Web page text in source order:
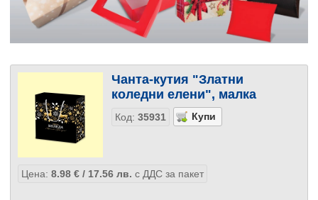
Чанта-кутия "Златни
коледни елени", малка
Код: 35931
Цена: 8.98 €/ 17.56 лв. с ДДС за пакет